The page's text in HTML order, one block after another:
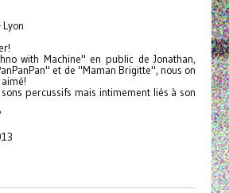
Lyon
with Machine" en public de Jonathan,
et de "Maman Brigitte", nous on
percussifs mais intimement liés à son